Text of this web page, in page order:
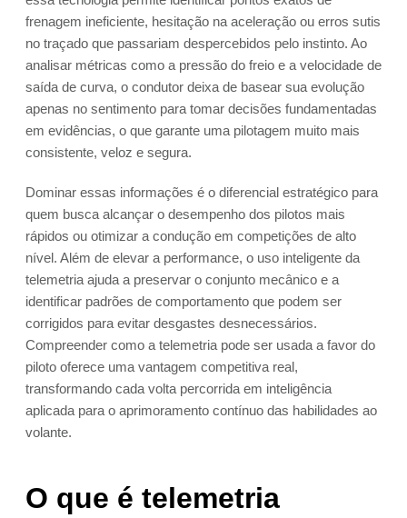
frenagem ineficiente, hesitação na aceleração ou erros sutis
no traçado que passariam despercebidos pelo instinto. Ao
analisar métricas como a pressão do freio e a velocidade de
saída de curva, o condutor deixa de basear sua evolução
apenas no sentimento para tomar decisões fundamentadas
em evidências, o que garante uma pilotagem muito mais
consistente, veloz e segura.
Dominar essas informações é o diferencial estratégico para
quem busca alcançar o desempenho dos pilotos mais
rápidos ou otimizar a condução em competições de alto
nível. Além de elevar a performance, o uso inteligente da
telemetria ajuda a preservar o conjunto mecânico e a
identificar padrões de comportamento que podem ser
corrigidos para evitar desgastes desnecessários.
Compreender como a telemetria pode ser usada a favor do
piloto oferece uma vantagem competitiva real,
transformando cada volta percorrida em inteligência
aplicada para o aprimoramento contínuo das habilidades ao
volante.
O que é telemetria